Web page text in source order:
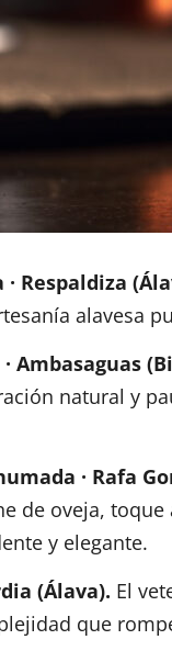
Respaldiza
alavesa
Ambasaguas
natural y
· Rafa
de oveja,
y elegante.
(Álava). El
que